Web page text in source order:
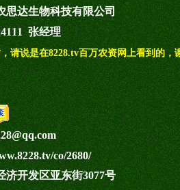
思达生物科技有限公司
张经理
请说是在8228.tv百万农资网上看到的，
co/2680/
济开发区亚东街3077号